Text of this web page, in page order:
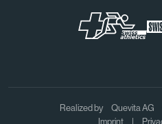
Realized by Quevita AG
Imprint